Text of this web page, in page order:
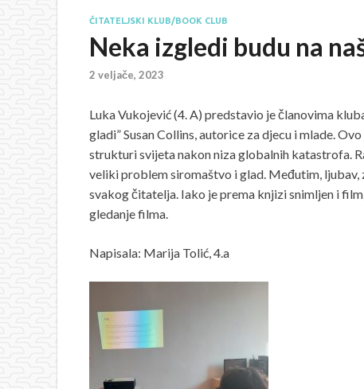
ČITATELJSKI KLUB/BOOK CLUB
Neka izgledi budu na
2 veljače, 2023
Luka Vukojević (4. A) predstavio je članovima
gladi” Susan Collins, autorice za djecu i mlade.
strukturi svijeta nakon niza globalnih katastrofa.
veliki problem siromaštvo i glad. Međutim,
svakog čitatelja. Iako je prema knjizi snimljen i
gledanje filma.
Napisala: Marija Tolić, 4.a